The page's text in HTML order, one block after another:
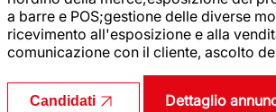
a barre e POS;gestione delle diverse
ricevimento all'esposizione e alla
comunicazione con il cliente, ascolto
Candidati Dettaglio